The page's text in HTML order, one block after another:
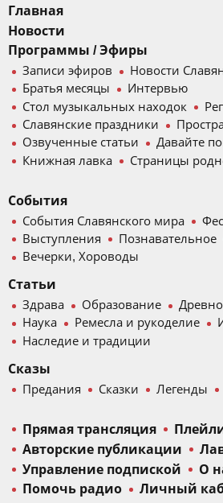
Главная
Новости
Программы / Эфиры
Записи эфиров
Новости
Братья месяцы
Интервью
Стол музыкальных находок
Славянские праздники
Озвученные статьи
Давайте
Книжная лавка
Страницы
События
События Славянского мира
Выступления
Познавательное
Вечерки, Хороводы
Статьи
Здрава Образование
Наука
Ремесла и рукоделие
Наследие и традиции
Сказы
Предания Сказки Легенды
Прямая трансляция
Авторские публикации
Управление подпиской
О
Помочь радио
Личный